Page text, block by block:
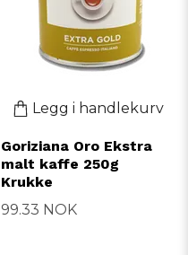
Legg i handlekurv
Goriziana Oro Ekstra
malt kaffe 250g
Krukke
99.33 NOK